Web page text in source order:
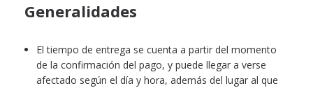
Generalidades
El tiempo de entrega se cuenta a partir del momento
de la confirmación del pago, y puede llegar a verse
afectado según el día y hora, además del lugar al que